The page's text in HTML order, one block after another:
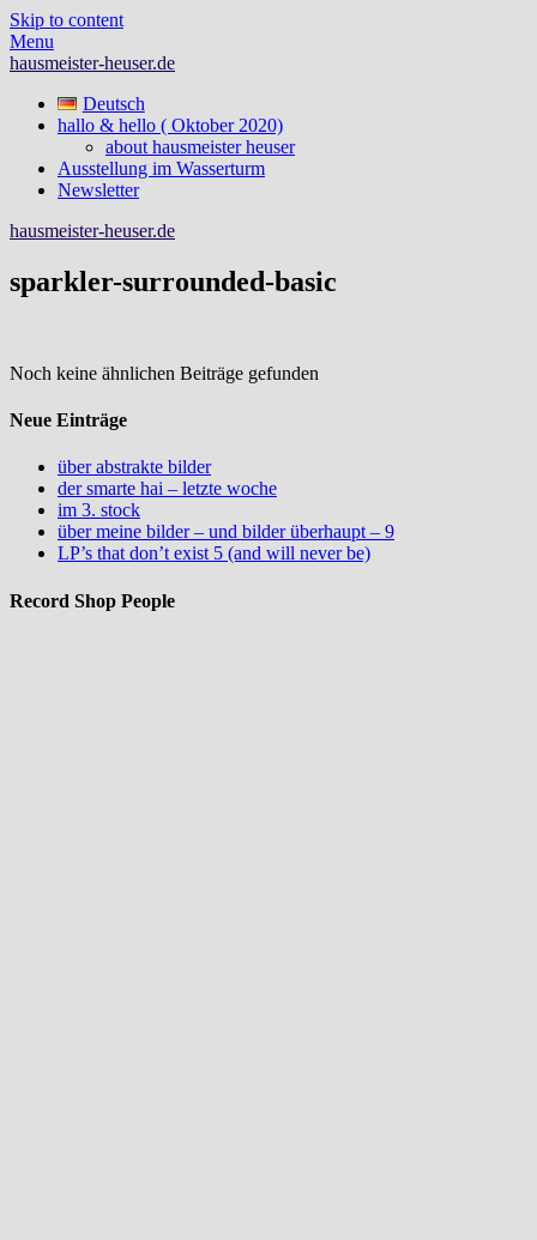
Skip to content
Menu
hausmeister-heuser.de
Deutsch
hallo & hello ( Oktober 2020)
about hausmeister heuser
Ausstellung im Wasserturm
Newsletter
hausmeister-heuser.de
sparkler-surrounded-basic
Noch keine ähnlichen Beiträge gefunden
Neue Einträge
über abstrakte bilder
der smarte hai – letzte woche
im 3. stock
über meine bilder – und bilder überhaupt – 9
LP’s that don’t exist 5 (and will never be)
Record Shop People